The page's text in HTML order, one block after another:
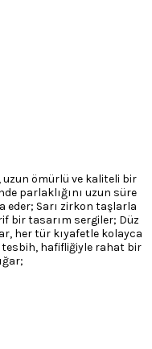
uzun ömürlü ve kaliteli bir
parlaklığını uzun süre
eder; Sarı zirkon taşlarla
bir tasarım sergiler; Düz
her tür kıyafetle kolayca
tesbih, hafifliğiyle rahat bir